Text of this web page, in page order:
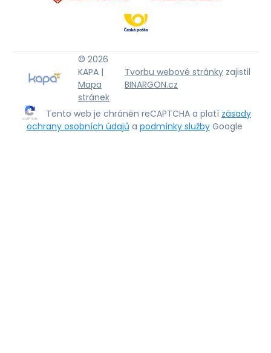
© 2026
KAPA |
Mapa
stránek
Tvorbu webové stránky zajistil
BINARGON.cz
Tento web je chráněn reCAPTCHA a platí zásady
ochrany osobních údajů a podmínky služby Google